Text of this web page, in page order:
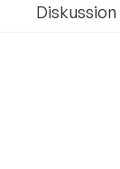
Diskussion